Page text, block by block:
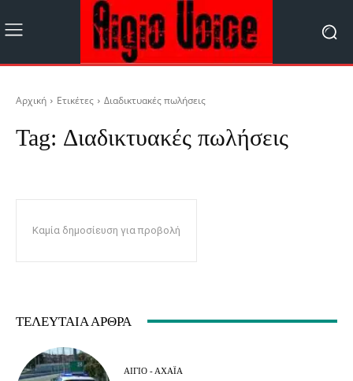
Αρχική Ετικέτες Διαδικτυακές πωλήσεις
Tag: Διαδικτυακές πωλήσεις
Καμία δημοσίευση για προβολή
ΤΕΛΕΥΤΑΊΑ ΆΡΘΡΑ
ΑΊΓΙΟ - ΑΧΑΪ́Α